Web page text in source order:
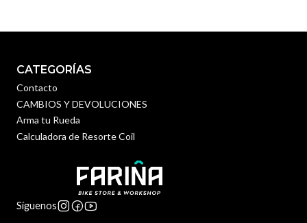
CATEGORÍAS
Contacto
CAMBIOS Y DEVOLUCIONES
Arma tu Rueda
Calculadora de Resorte Coil
Síguenos